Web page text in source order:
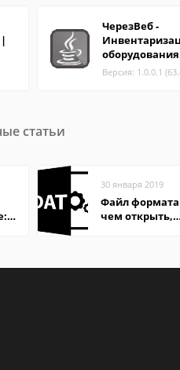
ЧерезВеб -
оборудования
Версия: 1.0.0.1
статьи
30 января 2019
Файл формата
чем открыть,